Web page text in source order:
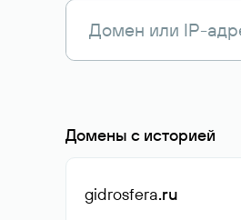
Домены с историей
gidrosfera.ru